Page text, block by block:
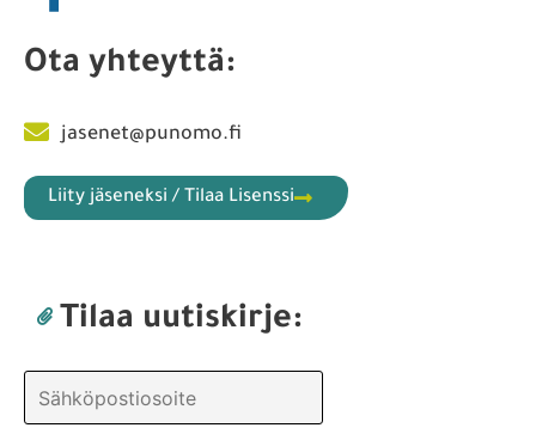
Ota yhteyttä:
jasenet@punomo.fi
Liity jäseneksi / Tilaa Lisenssi
Tilaa uutiskirje: